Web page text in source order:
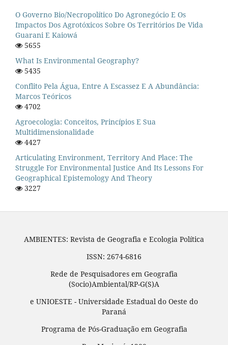
O Governo Bio/necropolítico Do Agronegócio E Os
Impactos Dos Agrotóxicos Sobre Os Territórios De Vida
Guarani E Kaiowá
5655
What Is Environmental Geography?
5435
Conflito Pela Água, Entre A Escassez E A Abundância:
Marcos Teóricos
4702
Agroecologia: Conceitos, Princípios E Sua
Multidimensionalidade
4427
Articulating Environment, Territory And Place: The
Struggle For Environmental Justice And Its Lessons For
Geographical Epistemology And Theory
3227
AMBIENTES: Revista de Geografia e Ecologia Política
ISSN: 2674-6816
Rede de Pesquisadores em Geografia
(Socio)Ambiental/RP-G(S)A
e UNIOESTE - Universidade Estadual do Oeste do
Paraná
Programa de Pós-Graduação em Geografia